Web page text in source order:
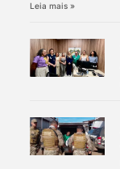
Leia mais »